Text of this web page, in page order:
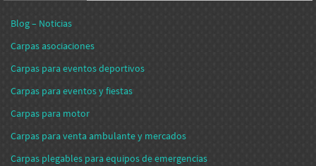
Blog – Noticias
Carpas asociaciones
Carpas para eventos deportivos
Carpas para eventos y fiestas
Carpas para motor
Carpas para venta ambulante y mercados
Carpas plegables para equipos de emergencias